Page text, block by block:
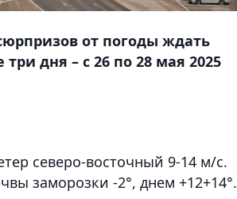
от погоды ждать
дня – с 26 по 28 мая 2025
северо-восточный 9-14 м/с.
заморозки -2°, днем +12+14°.